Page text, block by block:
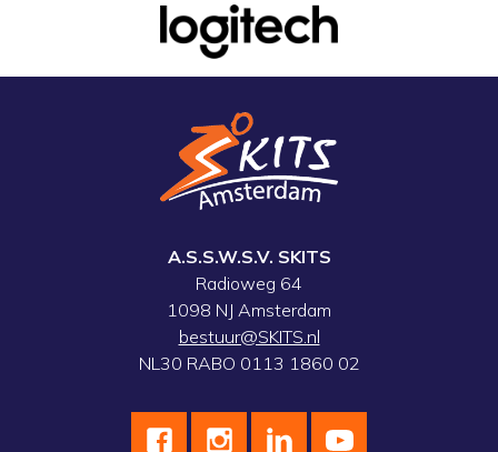
A.S.S.W.S.V. SKITS
Radioweg 64
1098 NJ Amsterdam
bestuur@SKITS.nl
NL30 RABO 0113 1860 02